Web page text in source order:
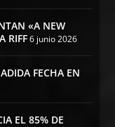
«A NEW
RIFF 6 junio 2026
FECHA EN
EL 85% DE